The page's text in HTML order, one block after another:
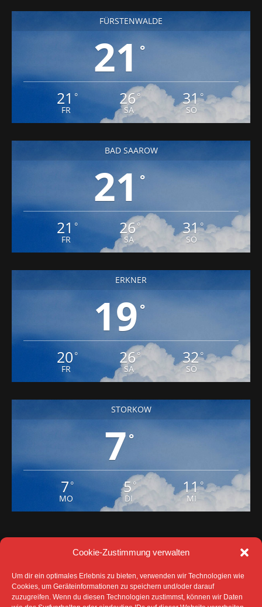
Cookie-Zustimmung verwalten
Um dir ein optimales Erlebnis zu bieten, verwenden wir Technologien wie
Cookies, um Geräteinformationen zu speichern und/oder darauf
zuzugreifen. Wenn du diesen Technologien zustimmst, können wir Daten
FÜRSTENWALDE
21 °
21 °
FR
26°
SA
31°
SO
BAD SAAROW
21 °
21 °
FR
26°
SA
31°
SO
ERKNER
19 °
20 °
FR
26°
SA
32°
SO
STORKOW
7°
7 °
MO
5°
DI
11°
MI